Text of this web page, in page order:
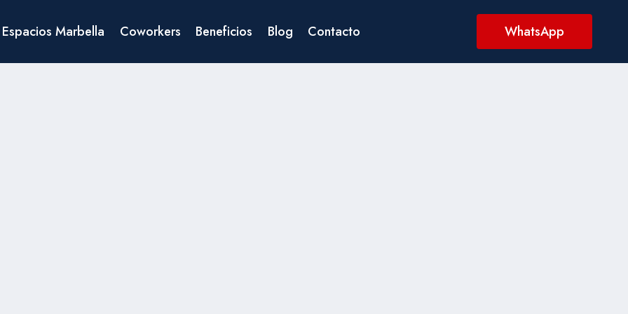
Espacios Marbella Coworkers Beneficios Blog Contacto WhatsApp